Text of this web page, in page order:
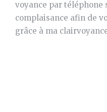
voyance par téléphone
complaisance afin de
grâce à ma